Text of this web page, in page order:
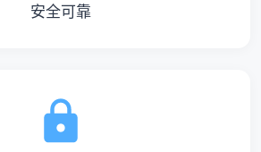
安全可靠